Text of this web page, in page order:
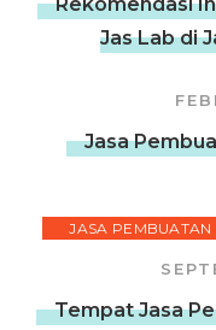
Rekomendasi
Jas Lab di
Jasa
JASA PEMBUATAN
Tempat Jasa